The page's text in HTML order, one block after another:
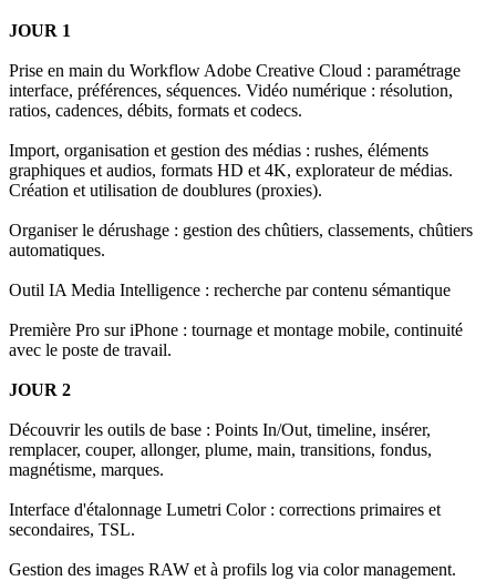
JOUR 1
Prise en main du Workflow Adobe Creative Cloud : paramétrage
interface, préférences, séquences. Vidéo numérique : résolution,
ratios, cadences, débits, formats et codecs.
Import, organisation et gestion des médias : rushes, éléments
graphiques et audios, formats HD et 4K, explorateur de médias.
Création et utilisation de doublures (proxies).
Organiser le dérushage : gestion des chûtiers, classements, chûtiers
automatiques.
Outil IA Media Intelligence : recherche par contenu sémantique
Première Pro sur iPhone : tournage et montage mobile, continuité
avec le poste de travail.
JOUR 2
Découvrir les outils de base : Points In/Out, timeline, insérer,
remplacer, couper, allonger, plume, main, transitions, fondus,
magnétisme, marques.
Interface d'étalonnage Lumetri Color : corrections primaires et
secondaires, TSL.
Gestion des images RAW et à profils log via color management.